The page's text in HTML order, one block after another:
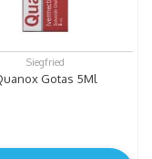
Siegfried
Gotas 5Ml